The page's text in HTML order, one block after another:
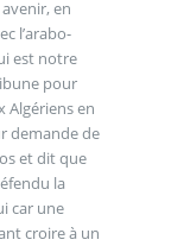
en
l’arabo-
est notre
pour
Algériens en
demande de
et dit que
la
car une
croire à un